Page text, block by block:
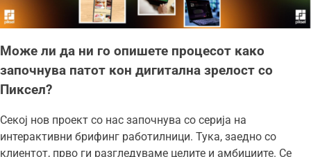
Може ли да ни го опишете процесот како
започнува патот кон дигитална зрелост со
Пиксел?
Секој нов проект со нас започнува со серија на
интерактивни брифинг работилници. Тука, заедно со
клиентот, прво ги разгледуваме целите и амбициите. Се